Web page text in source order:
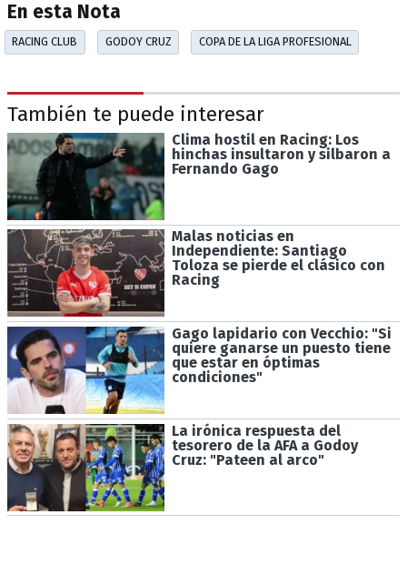
En esta Nota
RACING CLUB GODOY CRUZ COPA DE LA LIGA PROFESIONAL
También te puede interesar
Clima hostil en Racing: Los
hinchas insultaron y silbaron a
Fernando Gago
Malas noticias en
Independiente: Santiago
Toloza se pierde el clásico con
Racing
Gago lapidario con Vecchio: "Si
quiere ganarse un puesto tiene
que estar en óptimas
condiciones"
La irónica respuesta del
tesorero de la AFA a Godoy
Cruz: "Pateen al arco"